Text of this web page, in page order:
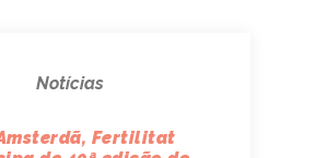
Notícias
Fertilitat